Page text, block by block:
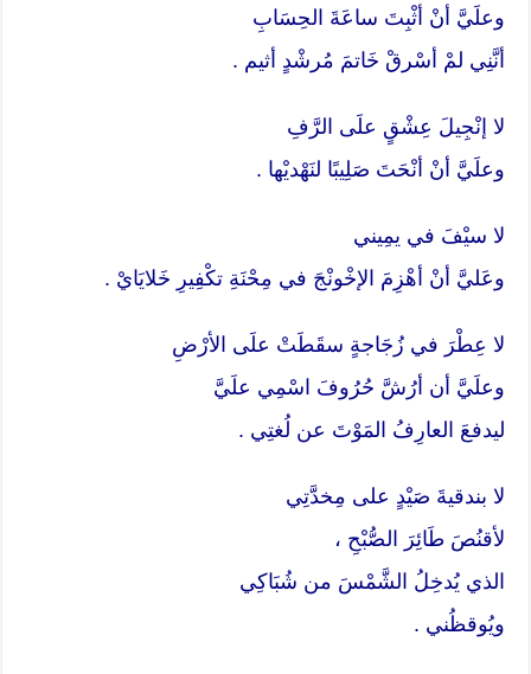
وعلَيَّ أنْ أثْبِتَ ساعَةَ الحِسَابِ
أنَّنِي لمْ أسْرقْ خَاتمَ مُرشْدٍ أثيم .
لا إنْجِيلَ عِشْقٍ علَى الرَّفِ
وعلَيَّ أنْ أنْحَتَ صَلِيبًا لنَهْديْها .
لا سيْفَ في يمِيني
وعَليَّ أنْ أهْزِمَ الإخْونْجَ في مِحْنَةِ تكْفِيرِ خَلايَايْ .
لا عِطْرَ في زُجَاجةٍ سقَطَتْ علَى الأرْضِ
وعلَيَّ أن أرُشَّ حُرُوفَ اسْمِي علَيَّ
ليدفعَ العارِفُ المَوْتَ عن لُغتِي .
لا بندقيةَ صَيْدٍ على مِخدَّتِي
لأقنُصَ طَائِرَ الصُّبْحِ ،
الذي يُدخِلُ الشَّمْسَ من شُبَاكِي
ويُوقظُني .